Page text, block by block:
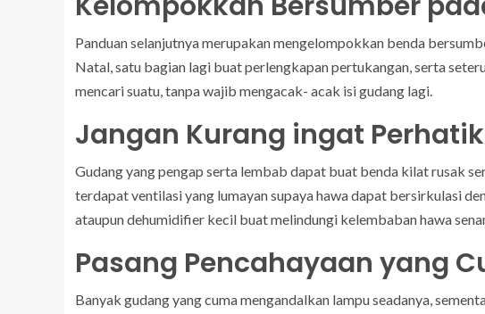
Panduan selanjutnya merupakan mengelompokkan benda
Natal, satu bagian lagi buat perlengkapan pertukangan, serta
mencari suatu, tanpa wajib mengacak- acak isi gudang lagi.
Jangan Kurang ingat
Gudang yang pengap serta lembab dapat buat benda kilat rusak
terdapat ventilasi yang lumayan supaya hawa dapat bersirkulasi
ataupun dehumidifier kecil buat melindungi kelembaban hawa
Pasang Pencahayaan yang
Banyak gudang yang cuma mengandalkan lampu seadanya,